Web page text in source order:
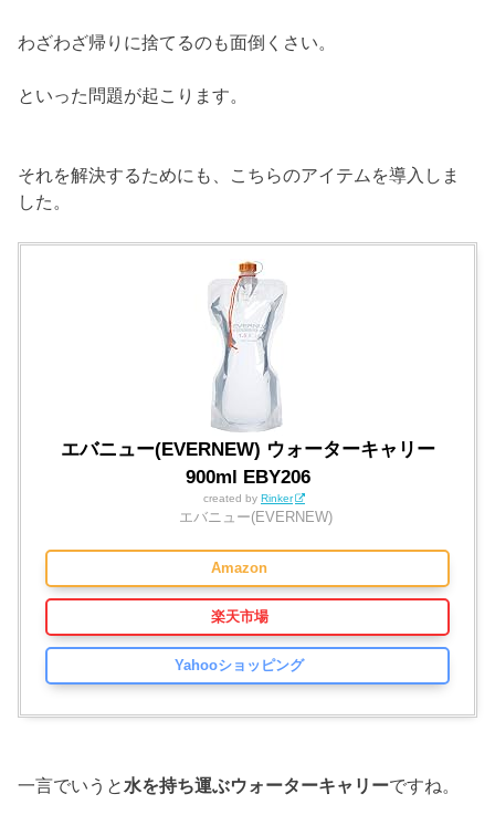
わざわざ帰りに捨てるのも面倒くさい。
といった問題が起こります。
それを解決するためにも、こちらのアイテムを導入しま
した。
エバニュー(EVERNEW) ウォーターキャリー
900ml EBY206
created by Rinker
エバニュー(EVERNEW)
Amazon
楽天市場
Yahooショッピング
一言でいうと 水を持ち運ぶウォーターキャリーですね。